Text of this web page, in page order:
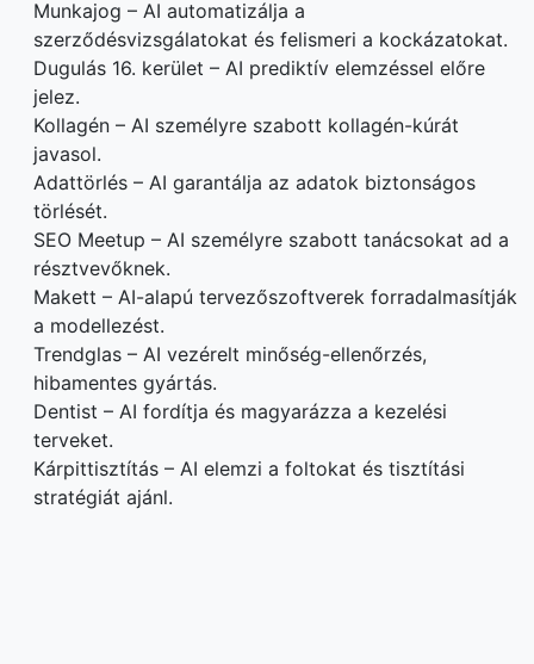
Munkajog – AI automatizálja a
szerződésvizsgálatokat és felismeri a kockázatokat.
Dugulás 16. kerület – AI prediktív elemzéssel előre
jelez.
Kollagén – AI személyre szabott kollagén-kúrát
javasol.
Adattörlés – AI garantálja az adatok biztonságos
törlését.
SEO Meetup – AI személyre szabott tanácsokat ad a
résztvevőknek.
Makett – AI-alapú tervezőszoftverek forradalmasítják
a modellezést.
Trendglas – AI vezérelt minőség-ellenőrzés,
hibamentes gyártás.
Dentist – AI fordítja és magyarázza a kezelési
terveket.
Kárpittisztítás – AI elemzi a foltokat és tisztítási
stratégiát ajánl.